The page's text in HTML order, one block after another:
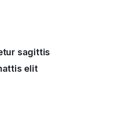
sagittis
elit